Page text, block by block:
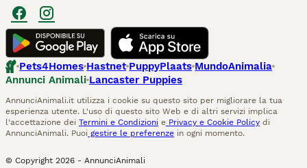
Pets4Homes Hastnet PuppyPlaats MundoAnimalia
Annunci Animali Lancaster Puppies
AnnunciAnimali.it utilizza i cookie su questo sito per migliorare la tua
esperienza utente. L'uso di questo sito Web e di altri servizi implica
l'accettazione dei Termini e Condizioni e Privacy e Cookie Policy di
AnnunciAnimali. Puoi gestire le preferenze in ogni momento.
© Copyright 2026 - AnnunciAnimali